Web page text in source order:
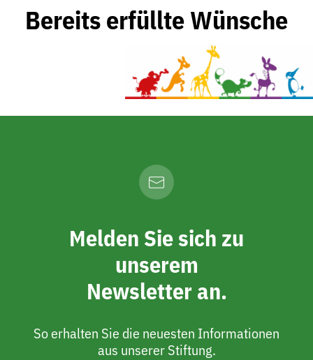
Bereits erfüllte Wünsche
Melden Sie sich zu
unserem
Newsletter an.
So erhalten Sie die neuesten Informationen
aus unserer Stiftung.